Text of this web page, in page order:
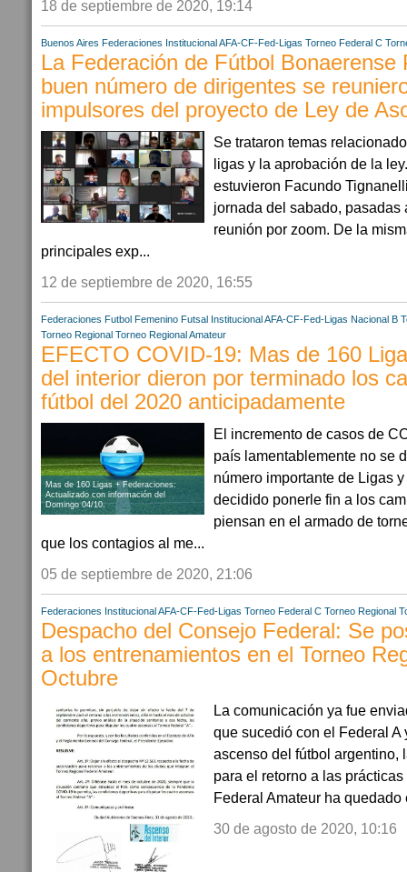
18 de septiembre de 2020, 19:14
Buenos Aires Federaciones Institucional AFA-CF-Fed-Ligas Torneo Federal C
La Federación de Fútbol Bonaerense
buen número de dirigentes se
impulsores del proyecto de Ley de
Se trataron temas
ligas y la aprobación de la
estuvieron Facundo
jornada del sabado, pasadas
reunión por zoom. De la
principales exp...
12 de septiembre de 2020, 16:55
Federaciones Futbol Femenino Futsal Institucional AFA-CF-Fed-Ligas Nacional B
Torneo Regional Torneo Regional Amateur
EFECTO COVID-19: Mas de 160
del interior dieron por terminado los
fútbol del 2020 anticipadamente
Mas de 160 Ligas + Federaciones:
Actualizado con información del
Domingo 04/10.
El incremento de casos de
país lamentablemente no se
número importante de Ligas
decidido ponerle fin a los
piensan en el armado de
que los contagios al me...
05 de septiembre de 2020, 21:06
Federaciones Institucional AFA-CF-Fed-Ligas Torneo Federal C Torneo Regional
Despacho del Consejo Federal: Se
a los entrenamientos en el Torneo
Octubre
La comunicación ya fue
que sucedió con el Federal A
ascenso del fútbol argentino,
para el retorno a las
Federal Amateur ha quedado
30 de agosto de 2020, 10:16